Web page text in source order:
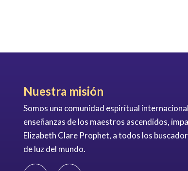
Nuestra misión
Somos una comunidad espiritual
enseñanzas de los maestros ascendidos,
Elizabeth Clare Prophet, a todos los
de luz del mundo.